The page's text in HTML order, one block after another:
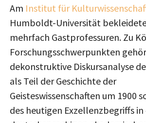
Am Institut für
Humboldt-Universität bekleidete
mehrfach Gastprofessuren. Zu
Forschungsschwerpunkten
dekonstruktive Diskursanalyse
als Teil der Geschichte der
Geisteswissenschaften um 1900
des heutigen Exzellenzbegriffs in